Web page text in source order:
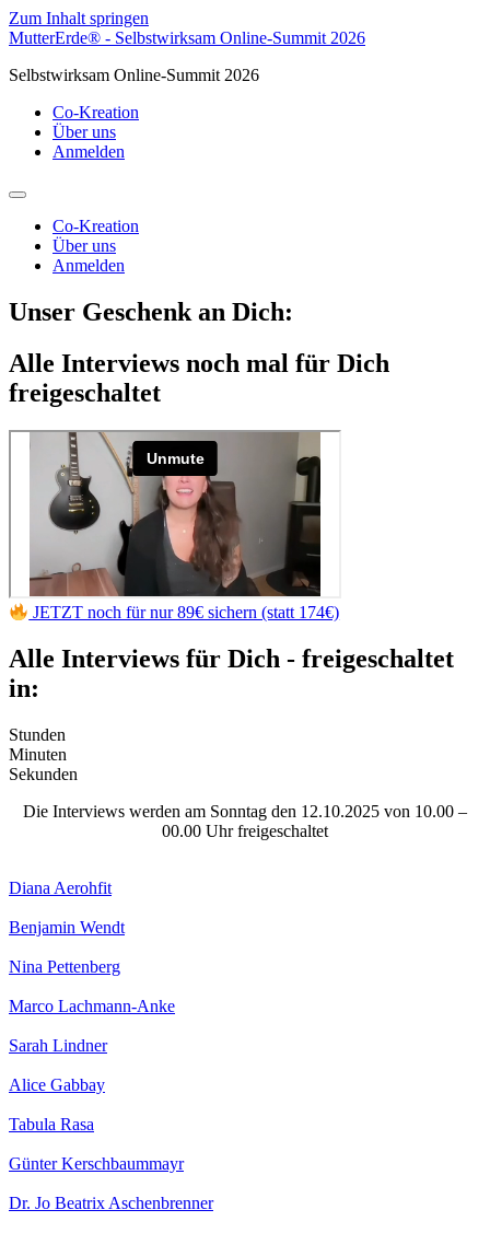
Zum Inhalt springen
MutterErde® - Selbstwirksam Online-Summit 2026
Selbstwirksam Online-Summit 2026
Co-Kreation
Über uns
Anmelden
Co-Kreation
Über uns
Anmelden
Unser Geschenk an Dich:
Alle Interviews noch mal für Dich
freigeschaltet
JETZT noch für nur 89€ sichern (statt 174€)
Alle Interviews für Dich - freigeschaltet
in:
Stunden
Minuten
Sekunden
Die Interviews werden am Sonntag den 12.10.2025 von 10.00 –
00.00 Uhr freigeschaltet
Diana Aerohfit
Benjamin Wendt
Nina Pettenberg
Marco Lachmann-Anke
Sarah Lindner
Alice Gabbay
Tabula Rasa
Günter Kerschbaummayr
Dr. Jo Beatrix Aschenbrenner